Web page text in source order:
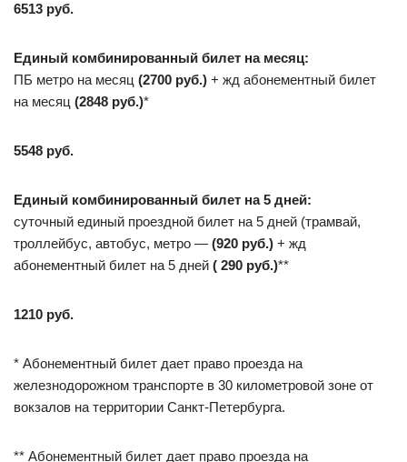
6513 руб.
Единый комбинированный билет на месяц:
ПБ метро на месяц (2700 руб.) + жд абонементный билет
на месяц (2848 руб.)*
5548 руб.
Единый комбинированный билет на 5 дней:
суточный единый проездной билет на 5 дней (трамвай,
троллейбус, автобус, метро — (920 руб.) + жд
абонементный билет на 5 дней ( 290 руб.)**
1210 руб.
* Абонементный билет дает право проезда на
железнодорожном транспорте в 30 километровой зоне от
вокзалов на территории Санкт-Петербурга.
** Абонементный билет дает право проезда на